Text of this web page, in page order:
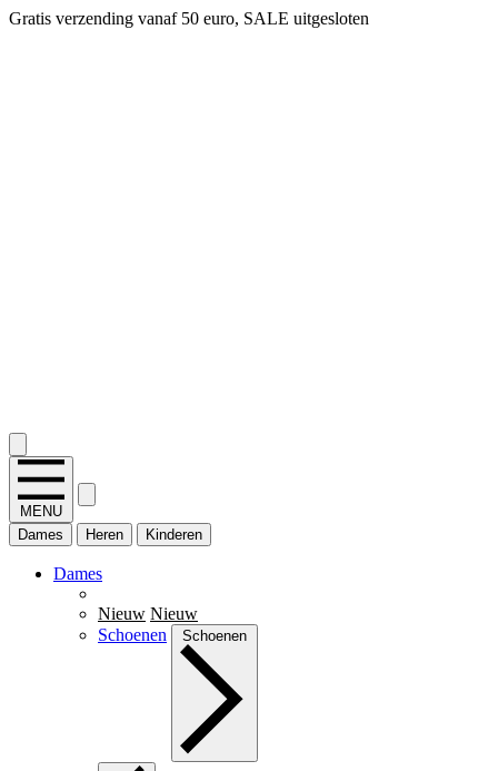
Gratis verzending vanaf 50 euro, SALE uitgesloten
MENU
Dames
Heren Kinderen
Dames
Nieuw Nieuw
Schoenen
Schoenen